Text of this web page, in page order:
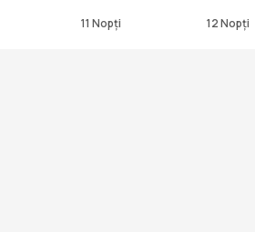
11 Nopți 12 Nopți